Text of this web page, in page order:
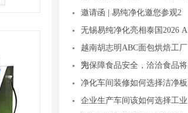
邀请函 | 易纯净化邀您参观2
无锡易纯净化亮相泰国2026 A
越南胡志明ABC面包烘焙工厂
完
为保障食品安全，洽洽食品将
净化车间装修如何选择洁净板
企业生产车间该如何选择工业